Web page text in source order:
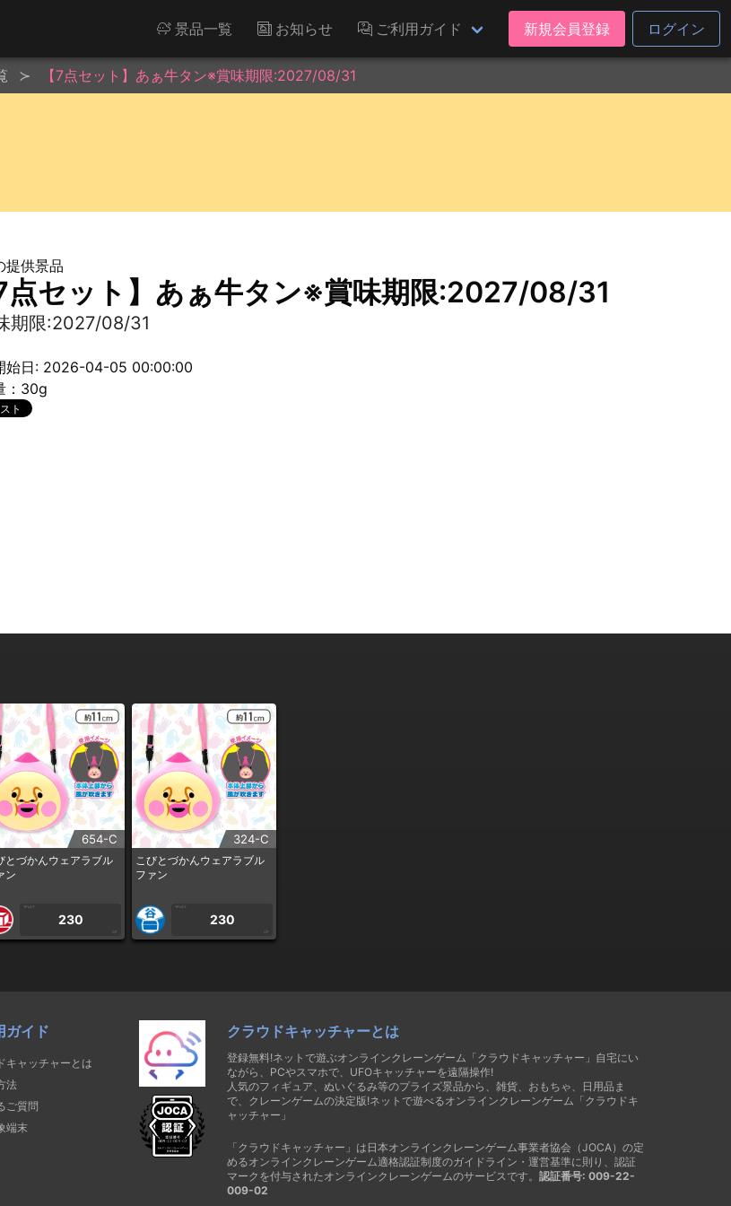
景品一覧 お知らせ ご利用ガイド 新規会員登録 ログイン
【7点セット】あぁ牛タン※賞味期限:2027/08/31
提供景品
7点セット】あぁ牛タン※賞味期限:2027/08/31
期限:2027/08/31
始日: 2026-04-05 00:00:00
：30g
654-C
とづかんウェアラブル
ン
1PLAY
230
CP
324-C
こびとづかんウェアラブル
ファン
1PLAY
230
CP
ガイド
キャッチャーとは
法
ご質問
端末
クラウドキャッチャーとは
登録無料!ネットで遊ぶオンラインクレーンゲーム「クラウドキャッチャー」自宅にい
ながら、PCやスマホで、UFOキャッチャーを遠隔操作!
人気のフィギュア、ぬいぐるみ等のプライズ景品から、雑貨、おもちゃ、日用品ま
で、クレーンゲームの決定版!ネットで遊べるオンラインクレーンゲーム「クラウドキ
ャッチャー」
「クラウドキャッチャー」は日本オンラインクレーンゲーム事業者協会（JOCA）の定
めるオンラインクレーンゲーム適格認証制度のガイドライン・運営基準に則り、認証
マークを付与されたオンラインクレーンゲームのサービスです。 認証番号: 009-22-
009-02